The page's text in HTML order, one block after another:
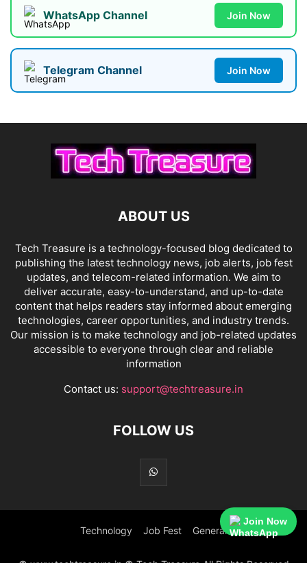
WhatsApp Channel Join Now
Telegram Channel Join Now
ABOUT US
Tech Treasure is a technology-focused blog dedicated to
publishing the latest technology news, job alerts, job fest
updates, and telecom-related information. We aim to
deliver accurate, easy-to-understand, and up-to-date
content that helps readers stay informed about emerging
technologies, career opportunities, and industry trends.
Our mission is to make technology and job-related updates
accessible to everyone through clear and reliable
information
Contact us: support@techtreasure.in
FOLLOW US
Technology Job Fest General
Join Now